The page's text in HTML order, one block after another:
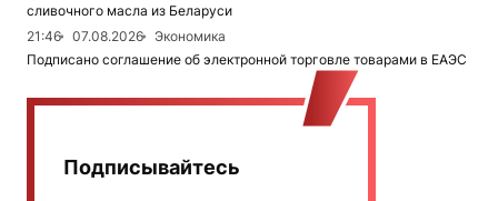
сливочного масла из Беларуси
21:46
07.08.2026
Экономика
Подписано соглашение об электронной торговле товарами в ЕАЭС
Подписывайтесь